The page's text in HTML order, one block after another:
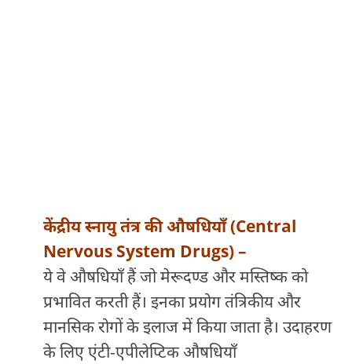
केंद्रीय स्नायु तंत्र की औषधियाँ (Central
Nervous System Drugs)–
ये वे औषधियाँ हैं जो मेरूदण्ड और मस्तिष्क को
प्रभावित करती हैं। इनका प्रयोग तंत्रिकीय और
मानसिक रोगों के इलाज में किया जाता है। उदाहरण
के लिए एंटी-एपीलेप्टिक औषधियाँ